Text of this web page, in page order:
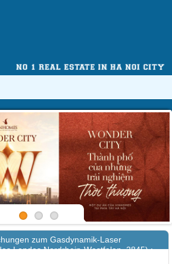
zum Gasdynamik-Laser
Landes Nordrhein-Westfalen, 2845) :